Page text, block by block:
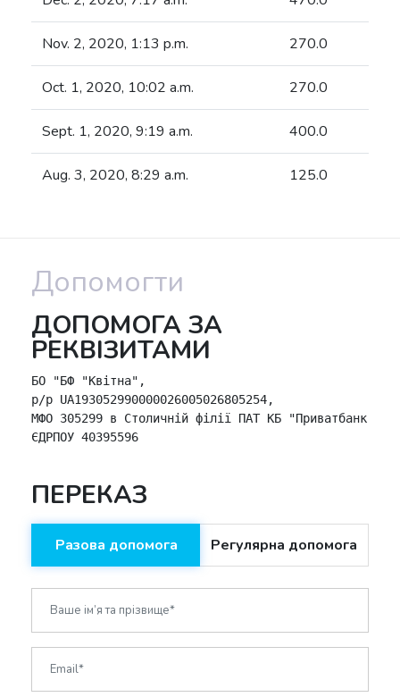
Nov. 2, 2020, 1:13 p.m. 270.0
Oct. 1, 2020, 10:02 a.m. 270.0
Sept. 1, 2020, 9:19 a.m. 400.0
Aug. 3, 2020, 8:29 a.m. 125.0
Допомогти
ДОПОМОГА ЗА
РЕКВІЗИТАМИ
БО "БФ "Квітна",
р/р UA193052990000026005026805254,
МФО 305299 в Столичній філії ПАТ КБ "Приватбанк",
ЄДРПОУ 40395596
ПЕРЕКАЗ
Разова допомога Регулярна допомога